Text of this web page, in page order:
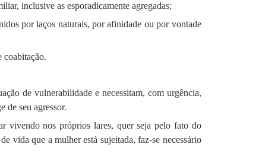
inclusive as esporadicamente agregadas;
por laços naturais, por afinidade ou por vontade
coabitação.
de vulnerabilidade e necessitam, com urgência,
de seu agressor.
vivendo nos próprios lares, quer seja pelo fato do
vida que a mulher está sujeitada, faz-se necessário